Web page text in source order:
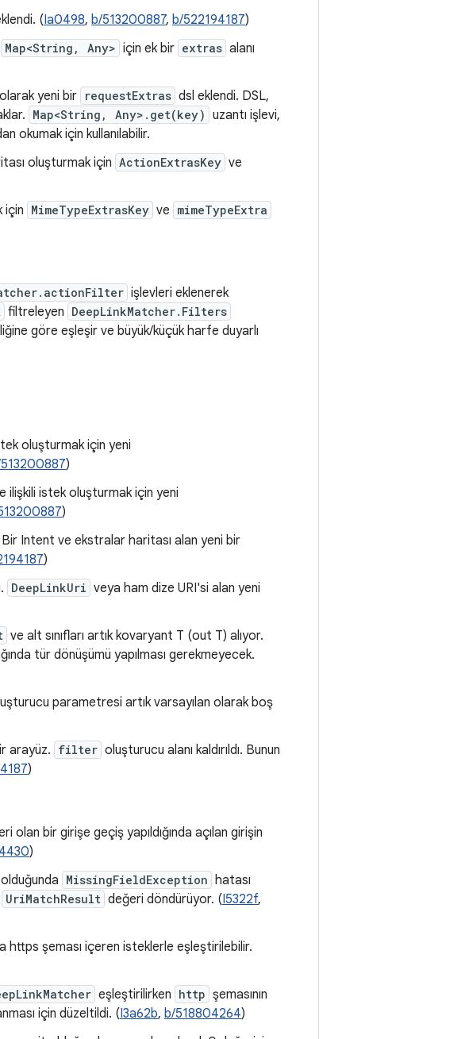
(Ia0498, b/513200887, b/522194187)
Map<String, Any> için ek bir extras alanı
yeni bir requestExtras dsl eklendi. DSL,
Map<String, Any>.get(key) uzantı işlevi,
okumak için kullanılabilir.
oluşturmak için ActionExtrasKey ve
için MimeTypeExtrasKey ve mimeTypeExtra
işlevleri eklenerek
filtreleyen DeepLinkMatcher.Filters
göre eşleşir ve büyük/küçük harfe duyarlı
oluşturmak için yeni
)
ilişkili istek oluşturmak için yeni
)
Bir Intent ve ekstralar haritası alan yeni bir
)
DeepLinkUri veya ham dize URI'si alan yeni
ve alt sınıfları artık kovaryant T (out T) alıyor.
tür dönüşümü yapılması gerekmeyecek.
parametresi artık varsayılan olarak boş
arayüz. filter oluşturucu alanı kaldırıldı. Bunun
)
bir girişe geçiş yapıldığında açılan girişin
)
MissingFieldException hatası
UriMatchResult değeri döndürüyor. (I5322f,
https şeması içeren isteklerle eşleştirilebilir.
eşleştirilirken http şemasının
için düzeltildi. (I3a62b, b/518804264)